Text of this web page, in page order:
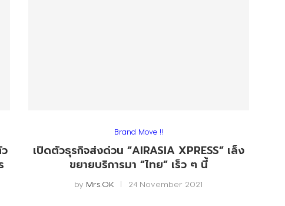
Brand Move !!
เปิดตัวธุรกิจส่งด่วน “AIRASIA XPRESS” เล็ง
ขยายบริการมา “ไทย” เร็ว ๆ นี้
by Mrs.OK 24 November 2021